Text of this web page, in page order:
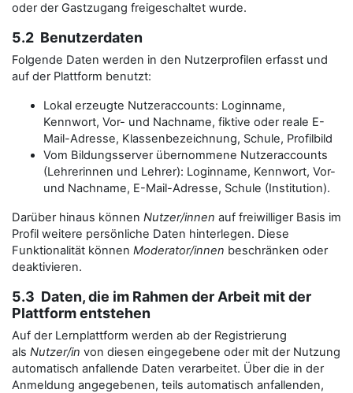
oder der Gastzugang freigeschaltet wurde.
5.2 Benutzerdaten
Folgende Daten werden in den Nutzerprofilen erfasst und
auf der Plattform benutzt:
Lokal erzeugte Nutzeraccounts: Loginname,
Kennwort, Vor- und Nachname, fiktive oder reale E-
Mail-Adresse, Klassenbezeichnung, Schule, Profilbild
Vom Bildungsserver übernommene Nutzeraccounts
(Lehrerinnen und Lehrer): Loginname, Kennwort, Vor-
und Nachname, E-Mail-Adresse, Schule (Institution).
Darüber hinaus können Nutzer/innen auf freiwilliger Basis im
Profil weitere persönliche Daten hinterlegen. Diese
Funktionalität können Moderator/innen beschränken oder
deaktivieren.
5.3 Daten, die im Rahmen der Arbeit mit der
Plattform entstehen
Auf der Lernplattform werden ab der Registrierung
als Nutzer/in von diesen eingegebene oder mit der Nutzung
automatisch anfallende Daten verarbeitet. Über die in der
Anmeldung angegebenen, teils automatisch anfallenden,